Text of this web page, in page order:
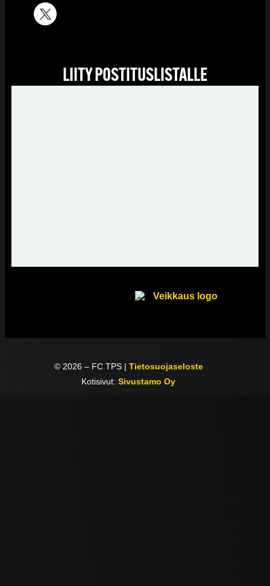
LIITY POSTITUSLISTALLE
© 2026 – FC TPS | Tietosuojaseloste
Kotisivut:Sivustamo Oy